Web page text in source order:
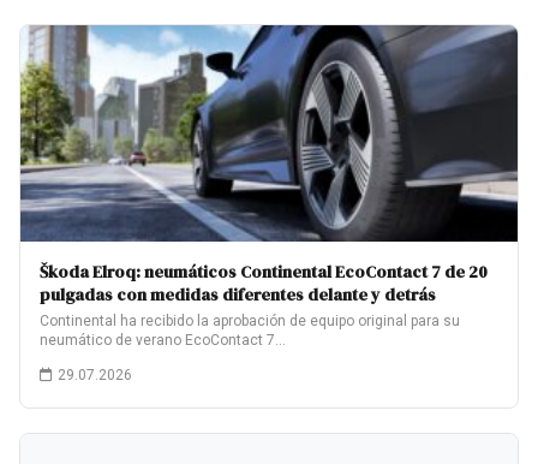
Škoda Elroq: neumáticos Continental EcoContact 7 de 20
pulgadas con medidas diferentes delante y detrás
Continental ha recibido la aprobación de equipo original para su
neumático de verano EcoContact 7…
29.07.2026